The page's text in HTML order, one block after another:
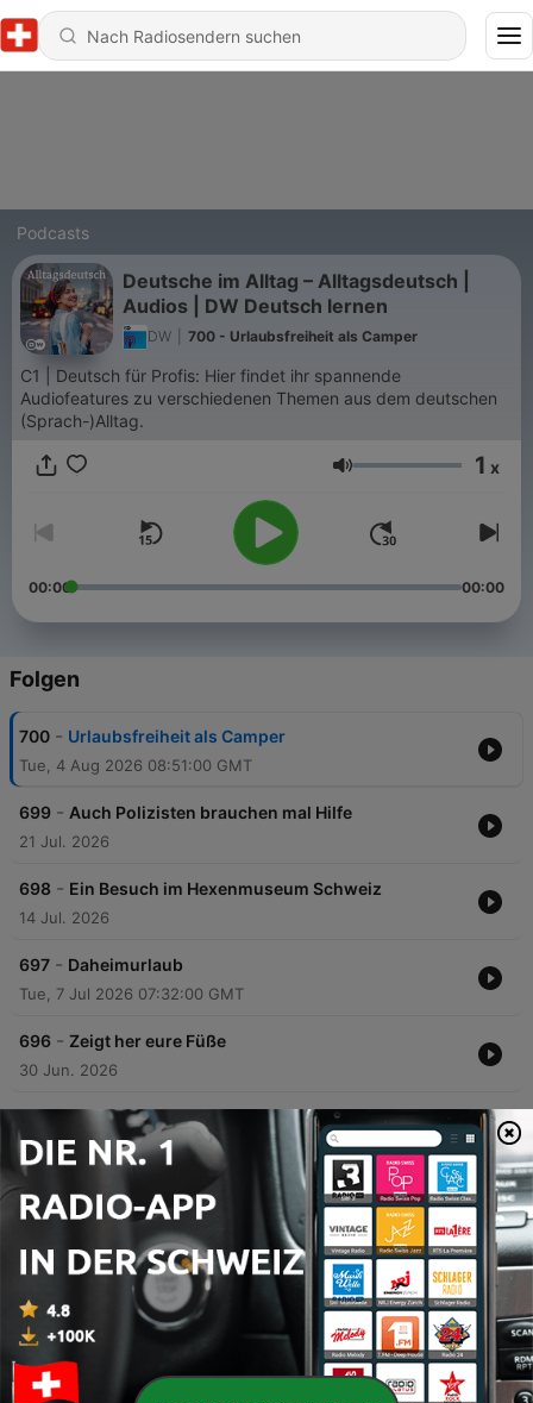
Podcasts
Deutsche im Alltag – Alltagsdeutsch |
Audios | DW Deutsch lernen
DW 700 - Urlaubsfreiheit als Camper
C1 | Deutsch für Profis: Hier findet ihr spannende
Audiofeatures zu verschiedenen Themen aus dem deutschen
(Sprach-)Alltag.
Lautstärke 1 x
00:00 00:00
Folgen
700 - Urlaubsfreiheit als Camper
Tue, 4 Aug 2026 08:51:00 GMT
699 - Auch Polizisten brauchen mal Hilfe
21 Jul. 2026
698 - Ein Besuch im Hexenmuseum Schweiz
14 Jul. 2026
697 - Daheimurlaub
Tue, 7 Jul 2026 07:32:00 GMT
696 - Zeigt her eure Füße
30 Jun. 2026
Mehr Folgen anzeigen
DW em Português para África-Podcasts